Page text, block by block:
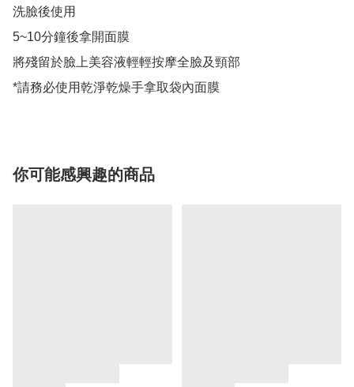
洗臉後使用
5~10分鐘後拿開面膜
將殘留於臉上美容液輕輕按摩全臉及頸部
*請務必使用乾淨乾燥手拿取袋內面膜
你可能感興趣的商品